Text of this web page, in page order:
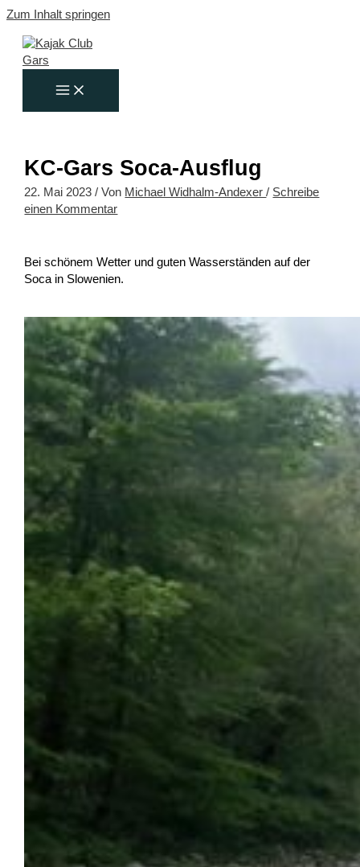
Zum Inhalt springen
KC-Gars Soca-Ausflug
22. Mai 2023/ Von Michael Widhalm-Andexer/ Schreibe
einen Kommentar
Bei schönem Wetter und guten Wasserständen auf der
Soca in Slowenien.